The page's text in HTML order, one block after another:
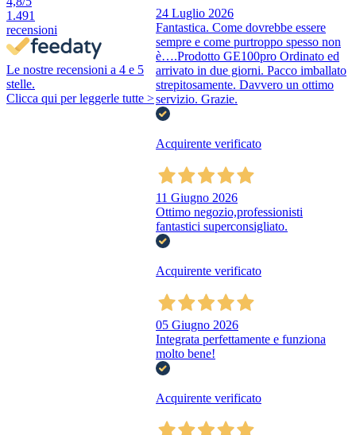
1.491
recensioni
Le nostre recensioni a 4 e 5
stelle.
Clicca qui per leggerle tutte >
24 Luglio 2026
Fantastica. Come dovrebbe essere
sempre e come purtroppo spesso non
è….Prodotto GE100pro Ordinato ed
arrivato in due giorni. Pacco imballato
strepitosamente. Davvero un ottimo
servizio. Grazie.
Acquirente verificato
11 Giugno 2026
Ottimo negozio,professionisti
fantastici superconsigliato.
Acquirente verificato
05 Giugno 2026
Integrata perfettamente e funziona
molto bene!
Acquirente verificato